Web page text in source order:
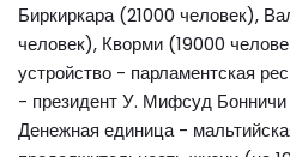
Биркиркара (21000 человек),
человек), Кворми (19000
устройство - парламентская
- президент У. Мифсуд
Денежная единица -